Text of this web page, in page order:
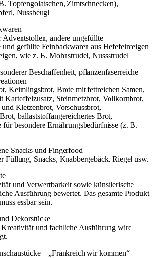
Topfengolatschen, Zimtschnecken),
Nussbeugl
Adventstollen, andere ungefüllte
und gefüllte Feinbackwaren aus Hefefeinteigen
wie z. B. Mohnstrudel, Nussstrudel
Beschaffenheit, pflanzenfaserreiche
Keimlingsbrot, Brote mit fettreichen Samen,
Kartoffelzusatz, Steinmetzbrot, Vollkornbrot,
Kletzenbrot, Vorschussbrot,
ballaststoffangereichertes Brot,
besondere Ernährungsbedürfnisse (z. B.
Snacks und Fingerfood
Füllung, Snacks, Knabbergebäck, Riegel usw.
und Verwertbarkeit sowie künstlerische
Ausführung bewertet. Das gesamte Produkt
essbar sein.
Dekorstücke
und fachliche Ausführung wird
– „Frankreich wir kommen“ –